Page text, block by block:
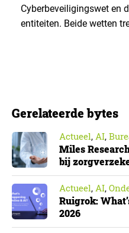
Cyberbeveiligingswet en
entiteiten. Beide wetten
onderzoeksorganisatie.
Gerelateerde bytes
Actueel, AI,
Miles
bij
Actueel, AI,
Ruigrok:
2026